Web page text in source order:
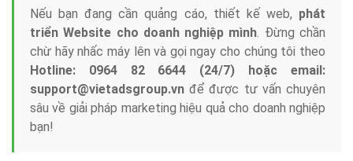
Nếu bạn đang cần quảng cáo, thiết kế web, phát
triển Website cho doanh nghiệp mình. Đừng chần
chừ hãy nhấc máy lên và gọi ngay cho chúng tôi theo
Hotline: 0964 82 6644 (24/7) hoặc email:
support@vietadsgroup.vn để được tư vấn chuyên
sâu về giải pháp marketing hiệu quả cho doanh nghiệp
bạn!